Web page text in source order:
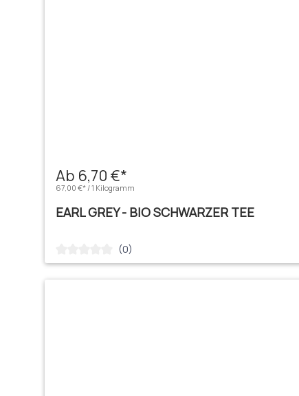
Ab 6,70 €*
67,00 €* / 1 Kilogramm
EARL GREY - BIO SCHWARZER TEE
Durchschnittliche Bewertung von 0 von 5 Sternen
(0)